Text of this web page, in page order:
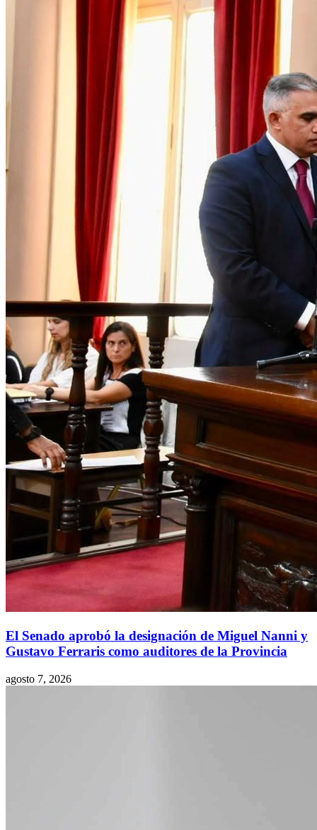
El Senado aprobó la designación de Miguel Nanni y
Gustavo Ferraris como auditores de la Provincia
agosto 7, 2026